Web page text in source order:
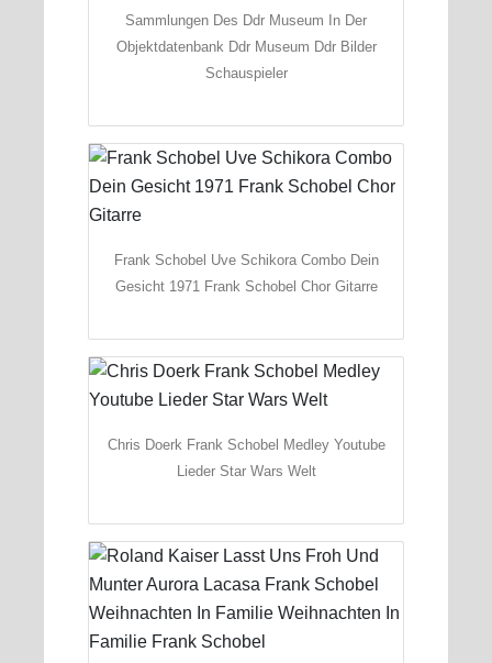
Sammlungen Des Ddr Museum In Der
Objektdatenbank Ddr Museum Ddr Bilder
Schauspieler
Frank Schobel Uve Schikora Combo Dein
Gesicht 1971 Frank Schobel Chor Gitarre
Chris Doerk Frank Schobel Medley Youtube
Lieder Star Wars Welt